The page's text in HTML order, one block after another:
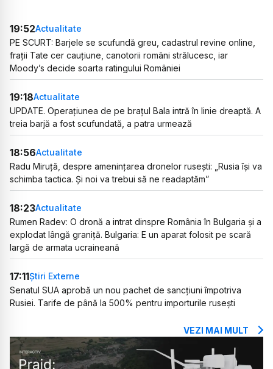
19:52Actualitate
PE SCURT: Barjele se scufundă greu, cadastrul revine online,
frații Tate cer cauțiune, canotorii români strălucesc, iar
Moody’s decide soarta ratingului României
19:18Actualitate
UPDATE. Operațiunea de pe brațul Bala intră în linie dreaptă. A
treia barjă a fost scufundată, a patra urmează
18:56Actualitate
Radu Miruță, despre amenințarea dronelor rusești: „Rusia își va
schimba tactica. Și noi va trebui să ne readaptăm”
18:23Actualitate
Rumen Radev: O dronă a intrat dinspre România în Bulgaria și a
explodat lângă graniță. Bulgaria: E un aparat folosit pe scară
largă de armata ucraineană
17:11Știri Externe
Senatul SUA aprobă un nou pachet de sancțiuni împotriva
Rusiei. Tarife de până la 500% pentru importurile rusești
VEZI MAI MULT